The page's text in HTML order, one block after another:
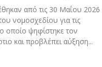
από τις 30 Μαΐου 2026
νομοσχεδίου για τις
οποίο ψηφίστηκε τον
και προβλέπει αύξηση...